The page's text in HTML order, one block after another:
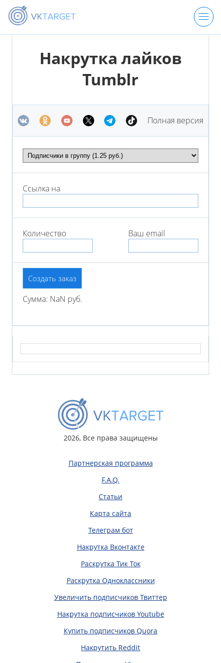
ВХОД
Накрутка лайков
Tumblr
Полная версия
Ссылка на
Количество Ваш email
Создать заказ
Сумма: NaN руб.
2026, Все права защищены
Партнерская программа
F.A.Q.
Статьи
Карта сайта
Телеграм бот
Накрутка Вконтакте
Раскрутка Тик Ток
Раскрутка Одноклассники
Увеличить подписчиков Твиттер
Накрутка подписчиков Youtube
Купить подписчиков Quora
Накрутить Reddit